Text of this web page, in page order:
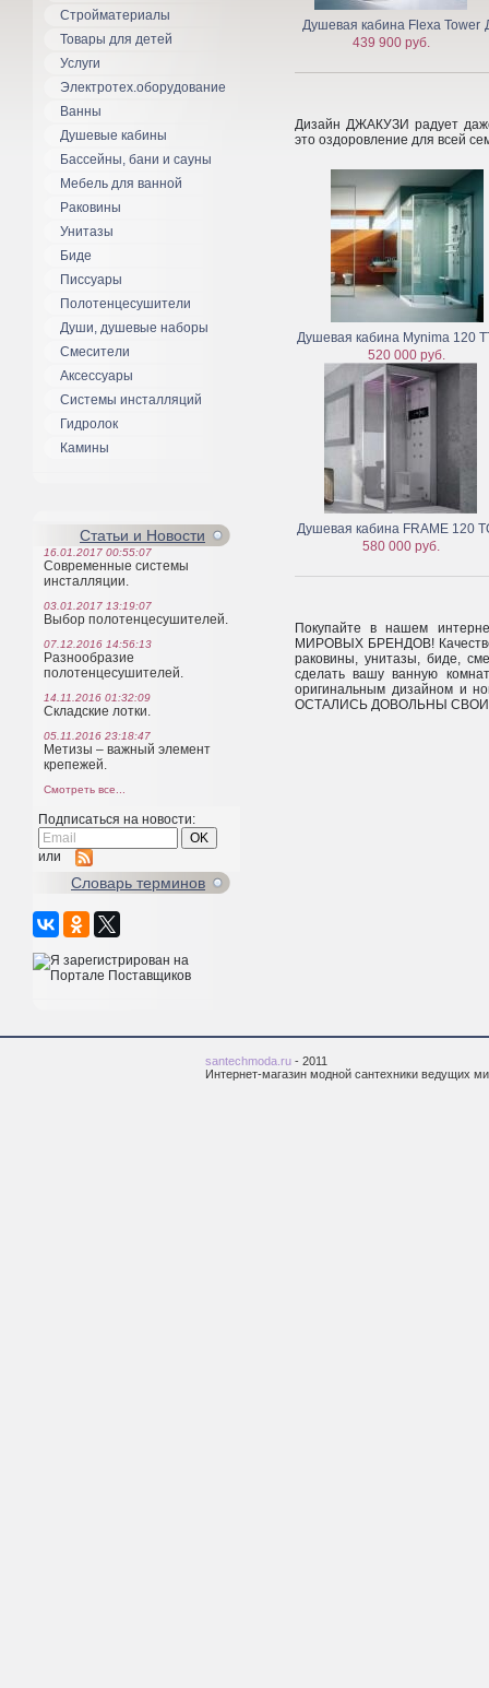
Стройматериалы
Товары для детей
Услуги
Электротех.оборудование
Ванны
Душевые кабины
Бассейны, бани и сауны
Мебель для ванной
Раковины
Унитазы
Биде
Писсуары
Полотенцесушители
Души, душевые наборы
Смесители
Аксессуары
Системы инсталляций
Гидролок
Камины
Статьи и Новости
16.01.2017 00:55:07
Современные системы
инсталляции.
03.01.2017 13:19:07
Выбор полотенцесушителей.
07.12.2016 14:56:13
Разнообразие
полотенцесушителей.
14.11.2016 01:32:09
Складские лотки.
05.11.2016 23:18:47
Метизы – важный элемент
крепежей.
Смотреть все...
Подписаться на новости:
или
Cловарь терминов
Душевая кабина Flexa Tower
439 900 руб.
Дизайн ДЖАКУЗИ радует
это оздоровление для
Душевая кабина Mynima 120
520 000 руб.
Душевая кабина FRAME 120
580 000 руб.
Покупайте в нашем
МИРОВЫХ БРЕНДОВ!
раковины, унитазы, биде,
сделать вашу ванную
оригинальным дизайном и
ОСТАЛИСЬ ДОВОЛЬНЫ
santechmoda.ru - 2011
Интернет-магазин модной сантехники ведущих